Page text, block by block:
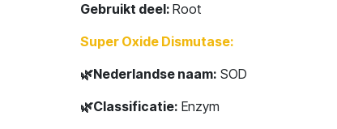
Gebruikt deel: Root
Super Oxide Dismutase:
🌿Nederlandse naam: SOD
🌿Classificatie: Enzym